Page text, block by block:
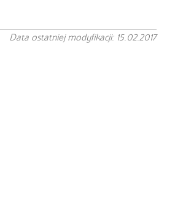
Data ostatniej modyfikacji: 15.02.2017